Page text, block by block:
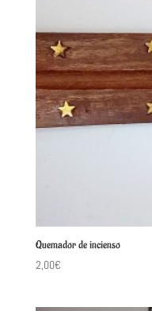
Quemador de incienso
2,00€